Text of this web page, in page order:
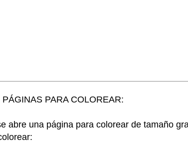
PARA COLOREAR:
abre una página para colorear de tamaño